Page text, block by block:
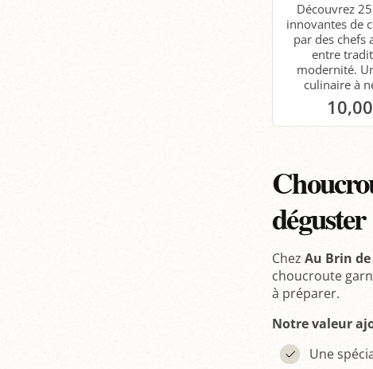
Découvrez
innovantes de
par des chefs
entre
modernité.
culinaire à
déguster
ChezAu Brin
choucroute
à préparer.
Notre valeur
Une